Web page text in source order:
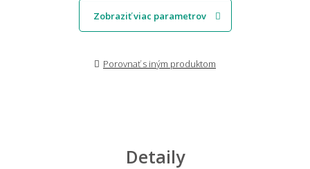
Zobraziť viac parametrov
Porovnať s iným produktom
Detaily